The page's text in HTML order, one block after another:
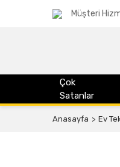
Müşteri
Çok
Satanlar
Anasayfa Ev